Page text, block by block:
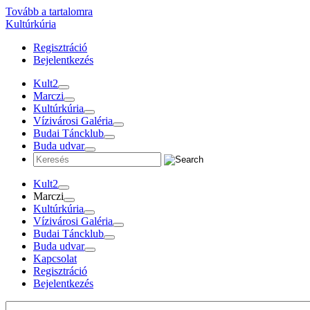
Tovább a tartalomra
Kultúrkúria
Regisztráció
Bejelentkezés
Kult2
Marczi
Kultúrkúria
Vízivárosi Galéria
Budai Táncklub
Buda udvar
Kult2
Marczi
Kultúrkúria
Vízivárosi Galéria
Budai Táncklub
Buda udvar
Kapcsolat
Regisztráció
Bejelentkezés